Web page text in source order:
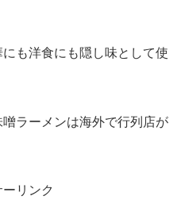
も洋食にも隠し味として使
ラーメンは海外で行列店が
リンク